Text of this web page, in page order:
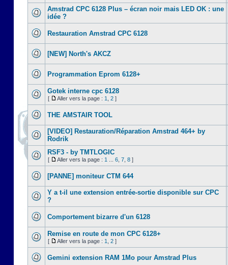
Amstrad CPC 6128 Plus – écran noir mais LED OK : une
idée ?
Restauration Amstrad CPC 6128
[NEW] North's AKCZ
Programmation Eprom 6128+
Gotek interne cpc 6128
[ Aller vers la page : 1 2 ]
THE AMSTAIR TOOL
[VIDEO] Restauration/Réparation Amstrad 464+ by
Rodrik
RSF3 - by TMTLOGIC
[ Aller vers la page : 1 6 7 8 ]
[PANNE] moniteur CTM 644
Y a t-il une extension entrée-sortie disponible sur CPC
?
Comportement bizarre d'un 6128
Remise en route de mon CPC 6128+
[ Aller vers la page : 1 2 ]
Gemini extension RAM 1Mo pour Amstrad Plus